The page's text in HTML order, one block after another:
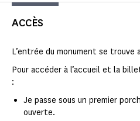
ACCÈS
L’entrée du monument se trouve
Pour accéder à l’accueil et la
:
Je passe sous un premier
ouverte.